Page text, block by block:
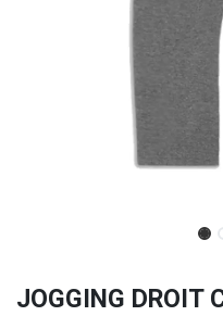
JOGGING DROIT